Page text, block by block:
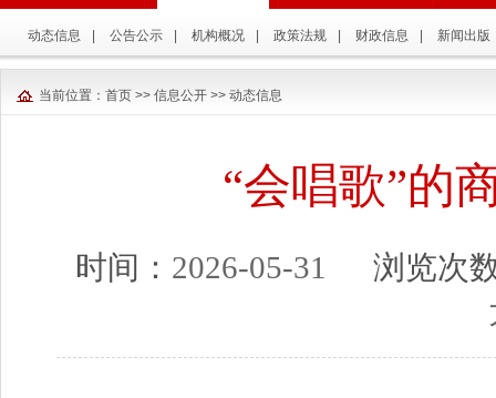
动态信息 公告公示 机构概况 政策法规 财政信息 新闻出版
当前位置： 首页 >> 信息公开 >> 动态信息
“会唱歌”的
时间： 2026-05-31
浏览次